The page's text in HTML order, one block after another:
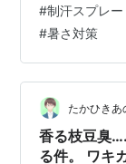
「種類が多す
際に人気の制
タイプ別に整
に合った制汗
で選ばれてい
ピュアシャン
#制汗スプレー
#暑さ対策
たかひきあ
香る枝豆臭
る件。 ワキ